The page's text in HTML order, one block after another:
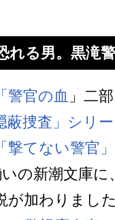
れる男。黒滝
「警官の血 」二部
蔽捜査」シリー
「撃てない警官
の新潮文庫に
が加わりまし